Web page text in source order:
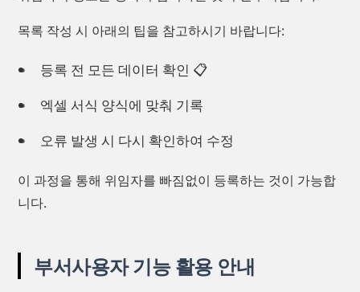
목록 작성 시 아래의 팁을 참고하시기 바랍니다:
등록 전 모든 데이터 확인 📋
엑셀 서식 양식에 맞춰 기록
오류 발생 시 다시 확인하여 수정
이 과정을 통해 위임자를 빠짐없이 등록하는 것이 가능합
니다.
부서사용자 기능 활용 안내